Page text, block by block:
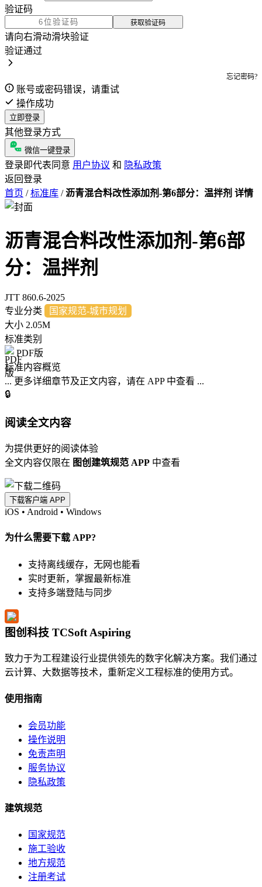
验证码
获取验证码
请向右滑动滑块验证
验证通过
忘记密码?
账号或密码错误，请重试
操作成功
立即登录
其他登录方式
微信一键登录
登录即代表同意 用户协议 和 隐私政策
返回登录
首页 / 标准库 / 沥青混合料改性添加剂-第6部分：温拌剂 详情
沥青混合料改性添加剂-第6部
分：温拌剂
JTT 860.6-2025
专业分类
国家规范-城市规划
大小 2.05M
标准类别
PDF版
标准内容概览
... 更多详细章节及正文内容，请在 APP 中查看 ...
🔒
阅读全文内容
为提供更好的阅读体验
全文内容仅限在 图创建筑规范 APP 中查看
下载客户端 APP
iOS • Android • Windows
为什么需要下载 APP?
支持离线缓存，无网也能看
实时更新，掌握最新标准
支持多端登陆与同步
图创科技 TCSoft Aspiring
致力于为工程建设行业提供领先的数字化解决方案。我们通过
云计算、大数据等技术，重新定义工程标准的使用方式。
使用指南
会员功能
操作说明
免责声明
服务协议
隐私政策
建筑规范
国家规范
施工验收
地方规范
注册考试